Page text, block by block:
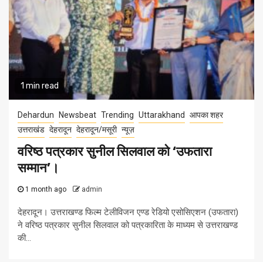
1 min read
Dehardun Newsbeat Trending Uttarakhand
आपका शहर
उत्तराखंड देहरादून देहरादून/मसूरी न्यूज़
वरिष्ठ पत्रकार सुनील सिलवाल को ‘उफतारा
सम्मान’।
1 month ago admin
देहरादून। उत्तराखण्ड फिल्म टेलीविजन एण्ड रेडियो एसोसिएशन (उफतारा)
ने वरिष्ठ पत्रकार सुनील सिलवाल को पत्रकारिता के माध्यम से उत्तराखण्ड
की...